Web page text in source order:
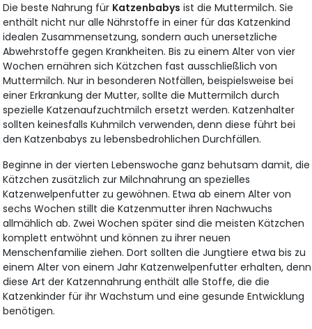
Die beste Nahrung für Katzenbabys ist die Muttermilch. Sie
enthält nicht nur alle Nährstoffe in einer für das Katzenkind
idealen Zusammensetzung, sondern auch unersetzliche
Abwehrstoffe gegen Krankheiten. Bis zu einem Alter von vier
Wochen ernähren sich Kätzchen fast ausschließlich von
Muttermilch. Nur in besonderen Notfällen, beispielsweise bei
einer Erkrankung der Mutter, sollte die Muttermilch durch
spezielle Katzenaufzuchtmilch ersetzt werden. Katzenhalter
sollten keinesfalls Kuhmilch verwenden,denn diese führt bei
den Katzenbabys zu lebensbedrohlichen Durchfällen.
Beginne in der vierten Lebenswoche ganz behutsam damit, die
Kätzchen zusätzlich zur Milchnahrung an spezielles
Katzenwelpenfutter zu gewöhnen. Etwa ab einem Alter von
sechs Wochen stillt die Katzenmutter ihren Nachwuchs
allmählich ab. Zwei Wochen später sind die meisten Kätzchen
komplett entwöhnt und können zu ihrer neuen
Menschenfamilie ziehen. Dort sollten die Jungtiere etwa bis zu
einem Alter von einem Jahr Katzenwelpenfutter erhalten, denn
diese Art der Katzennahrung enthält alle Stoffe, die die
Katzenkinder für ihr Wachstum und eine gesunde Entwicklung
benötigen.